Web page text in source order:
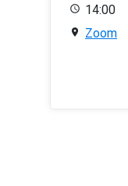
14:00
Zoom